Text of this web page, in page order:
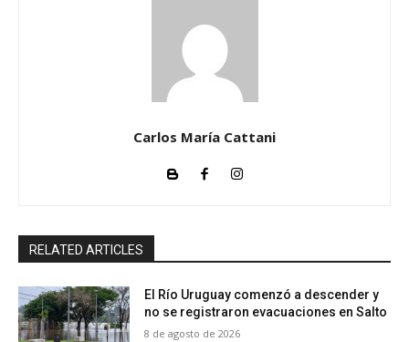
Carlos María Cattani
RELATED ARTICLES
El Río Uruguay comenzó a descender y
no se registraron evacuaciones en Salto
8 de agosto de 2026